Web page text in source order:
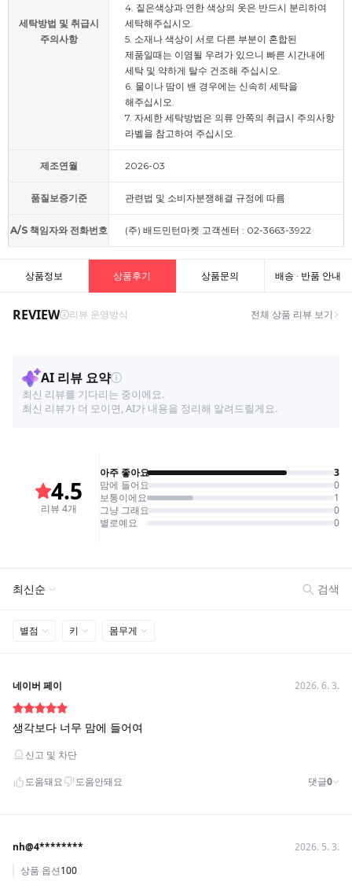
세탁방법 및 취급시
주의사항
4. 짙은색상과 연한 색상의 옷은 반드시 분리하여
세탁해주십시오.
5. 소재나 색상이 서로 다른 부분이 혼합된
제품일때는 이염될 우려가 있으니 빠른 시간내에
세탁 및 약하게 탈수 건조해 주십시오.
6. 물이나 땀이 밴 경우에는 신속히 세탁을
해주십시오.
7. 자세한 세탁방법은 의류 안쪽의 취급시 주의사항
라벨을 참고하여 주십시오.
제조연월 2026-03
품질보증기준 관련법 및 소비자분쟁해결 규정에 따름
A/S 책임자와 전화번호 (주) 배드민턴마켓 고객센터 : 02-3663-3922
상품정보 상품후기 상품문의 배송 · 반품 안내